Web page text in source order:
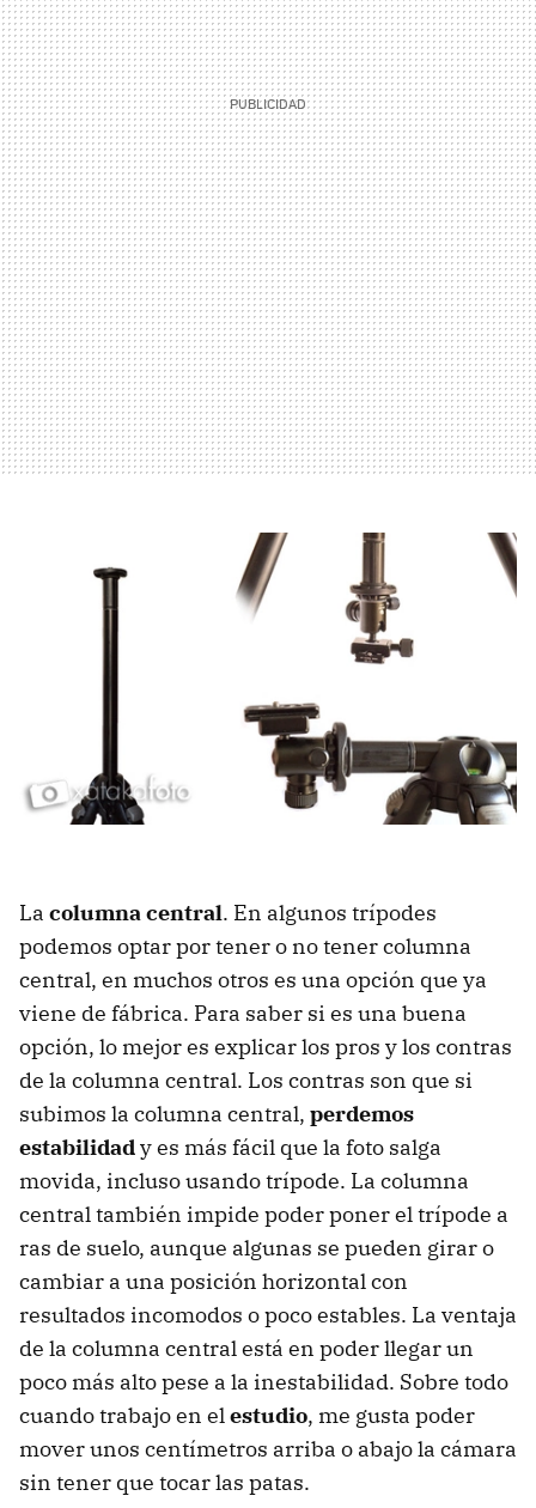
La columna central. En algunos trípodes
podemos optar por tener o no tener columna
central, en muchos otros es una opción que ya
viene de fábrica. Para saber si es una buena
opción, lo mejor es explicar los pros y los contras
de la columna central. Los contras son que si
subimos la columna central, perdemos
estabilidady es más fácil que la foto salga
movida, incluso usando trípode. La columna
central también impide poder poner el trípode a
ras de suelo, aunque algunas se pueden girar o
cambiar a una posición horizontal con
resultados incomodos o poco estables. La ventaja
de la columna central está en poder llegar un
poco más alto pese a la inestabilidad. Sobre todo
cuando trabajo en el estudio, me gusta poder
mover unos centímetros arriba o abajo la cámara
sin tener que tocar las patas.